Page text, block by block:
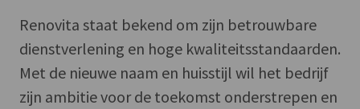
Renovita staat bekend om zijn betrouwbare
dienstverlening en hoge kwaliteitsstandaarden.
Met de nieuwe naam en huisstijl wil het bedrijf
zijn ambitie voor de toekomst onderstrepen en